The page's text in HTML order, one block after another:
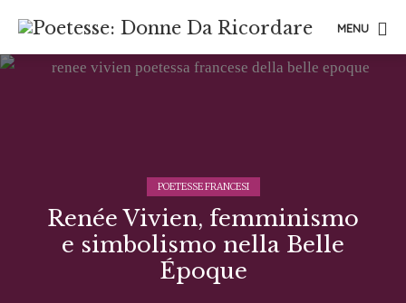
MENU
POETESSE FRANCESI
Renée Vivien, femminismo
e simbolismo nella Belle
Époque